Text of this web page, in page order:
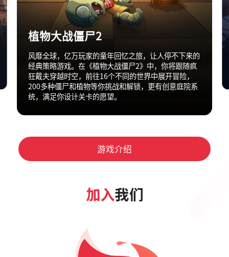
植物大战僵尸2
风靡全球，亿万玩家的童年回忆之旅，让人停不下来的
经典策略游戏。在《植物大战僵尸2》中，你将跟随疯
狂戴夫穿越时空，前往16个不同的世界中展开冒险，
200多种僵尸和植物等你挑战和解锁，更有创意庭院系
统，满足你设计关卡的愿望。
游戏介绍